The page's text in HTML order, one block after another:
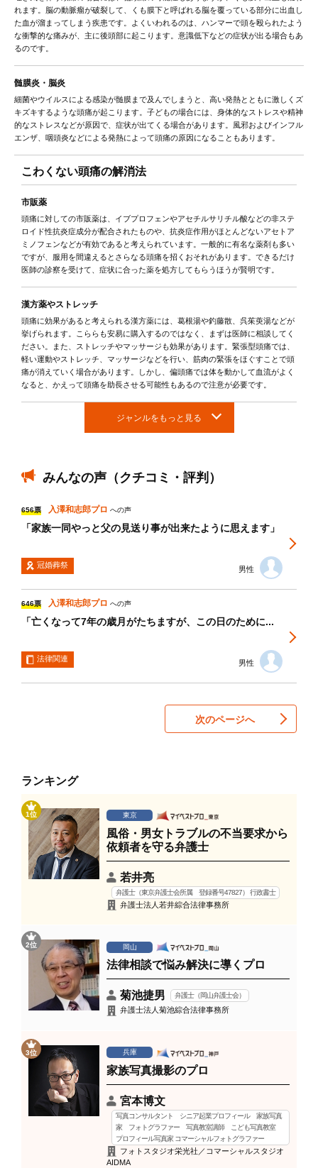
れます。脳の動脈瘤が破裂して、くも膜下と呼ばれる脳を覆っている部分に出血し
た血が溜まってしまう疾患です。よくいわれるのは、ハンマーで頭を殴られたよう
な衝撃的な痛みが、主に後頭部に起こります。意識低下などの症状が出る場合もあ
るのです。
髄膜炎・脳炎
細菌やウイルスによる感染が髄膜まで及んでしまうと、高い発熱とともに激しくズ
キズキするような頭痛が起こります。子どもの場合には、身体的なストレスや精神
的なストレスなどが原因で、症状が出てくる場合があります。風邪およびインフル
エンザ、咽頭炎などによる発熱によって頭痛の原因になることもあります。
こわくない頭痛の解消法
市販薬
頭痛に対しての市販薬は、イブプロフェンやアセチルサリチル酸などの非ステ
ロイド性抗炎症成分が配合されたものや、抗炎症作用がほとんどないアセトア
ミノフェンなどが有効であると考えられています。一般的に有名な薬剤も多い
ですが、服用を間違えるとさらなる頭痛を招くおそれがあります。できるだけ
医師の診察を受けて、症状に合った薬を処方してもらうほうが賢明です。
漢方薬やストレッチ
頭痛に効果があると考えられる漢方薬には、葛根湯や釣藤散、呉茱萸湯などが
挙げられます。こららも安易に購入するのではなく、まずは医師に相談してく
ださい。また、ストレッチやマッサージも効果があります。緊張型頭痛では、
軽い運動やストレッチ、マッサージなどを行い、筋肉の緊張をほぐすことで頭
痛が消えていく場合があります。しかし、偏頭痛では体を動かして血流がよく
なると、かえって頭痛を助長させる可能性もあるので注意が必要です。
ジャンルをもっと見る
みんなの声（クチコミ・評判）
656票 入澤和志郎プロ への声
「家族一同やっと父の見送り事が出来たように思えます」
冠婚葬祭 男性
646票 入澤和志郎プロ への声
「亡くなって7年の歳月がたちますが、この日のために...
法律関連 男性
次のページへ
ランキング
1位 東京
風俗・男女トラブルの不当要求から
依頼者を守る弁護士
若井亮
弁護士（東京弁護士会所属 登録番号47827） 行政書士
弁護士法人若井綜合法律事務所
2位 岡山
法律相談で悩み解決に導くプロ
菊池捷男 弁護士（岡山弁護士会）
弁護士法人菊池綜合法律事務所
3位 兵庫
家族写真撮影のプロ
宮本博文
写真コンサルタント シニア起業プロフィール 家族写真
家 フォトグラファー 写真教室講師 こども写真教室
プロフィール写真家 コマーシャルフォトグラファー
フォトスタジオ栄光社／コマーシャルスタジオ
AIDMA